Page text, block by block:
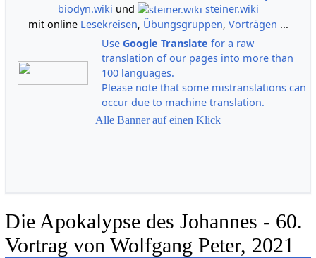
biodyn.wiki und
steiner.wiki
mit online Lesekreisen, Übungsgruppen, Vorträgen ...
Use Google Translate for a raw
translation of our pages into more than
100 languages.
Please note that some mistranslations can
occur due to machine translation.
Alle Banner auf einen Klick
Die Apokalypse des Johannes - 60.
Vortrag von Wolfgang Peter, 2021